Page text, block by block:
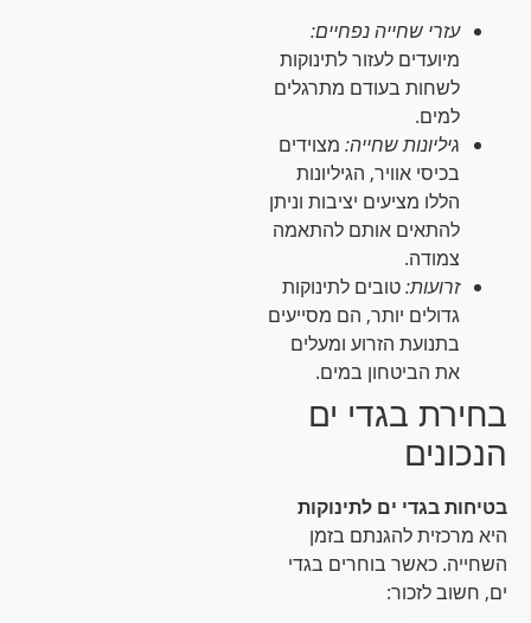
עזרי שחייה נפחיים:
מיועדים לעזור לתינוקות
לשחות בעודם מתרגלים
למים.
גיליונות שחייה:מצוידים
בכיסי אוויר, הגיליונות
הללו מציעים יציבות וניתן
להתאים אותם להתאמה
צמודה.
זרועות:טובים לתינוקות
גדולים יותר, הם מסייעים
בתנועת הזרוע ומעלים
את הביטחון במים.
בחירת בגדי ים
הנכונים
בטיחות בגדי ים לתינוקות
היא מרכזית להגנתם בזמן
השחייה. כאשר בוחרים בגדי
ים, חשוב לזכור: